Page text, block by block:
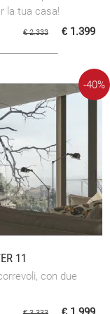
la tua casa!
€ 2.333 € 1.399
11
con due
-40%